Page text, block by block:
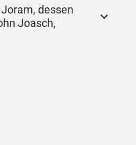
dessen
Joasch,